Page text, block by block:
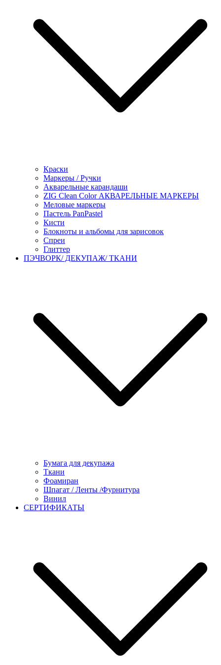
Краски
Маркеры / Ручки
Акварельные карандаши
ZIG Clean Color АКВАРЕЛЬНЫЕ МАРКЕРЫ
Меловые маркеры
Пастель PanPastel
Кисти
Блокноты и альбомы для зарисовок
Спреи
Глиттер
ПЭЧВОРК/ ДЕКУПАЖ/ ТКАНИ
Бумага для декупажа
Ткани
Фоамиран
Шпагат / Ленты /Фурнитура
Винил
СЕРТИФИКАТЫ